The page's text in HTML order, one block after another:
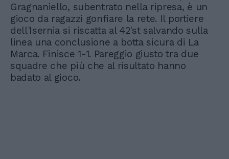
Gragnaniello, subentrato nella ripresa, è un
gioco da ragazzi gonfiare la rete. Il portiere
dell'Isernia si riscatta al 42'st salvando sulla
linea una conclusione a botta sicura di La
Marca. Finisce 1-1. Pareggio giusto tra due
squadre che più che al risultato hanno
badato al gioco.